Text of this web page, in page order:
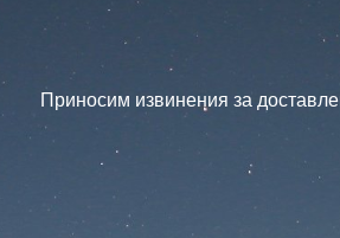
Приносим извинения за